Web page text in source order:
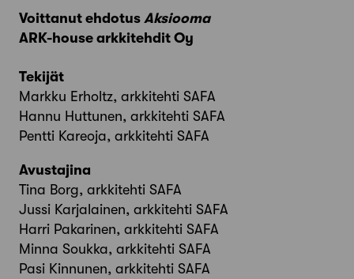
Voittanut ehdotus Aksiooma
ARK-house arkkitehdit Oy
Tekijät
Markku Erholtz, arkkitehti SAFA
Hannu Huttunen, arkkitehti SAFA
Pentti Kareoja, arkkitehti SAFA
Avustajina
Tina Borg, arkkitehti SAFA
Jussi Karjalainen, arkkitehti SAFA
Harri Pakarinen, arkkitehti SAFA
Minna Soukka, arkkitehti SAFA
Pasi Kinnunen, arkkitehti SAFA